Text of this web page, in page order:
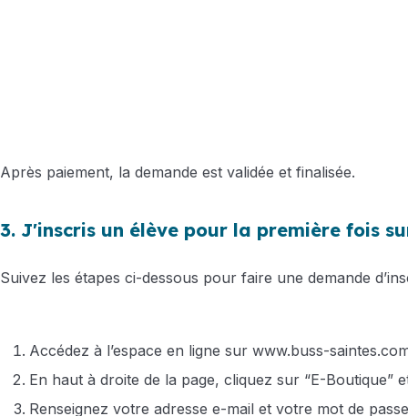
Après paiement, la demande est validée et finalisée.
3. J'inscris un élève pour la première fois
Suivez les étapes ci-dessous pour faire une demande
Accédez à l’espace en ligne sur www.buss-
En haut à droite de la page, cliquez sur “E-Boutique”
Renseignez votre adresse e-mail et votre mot de